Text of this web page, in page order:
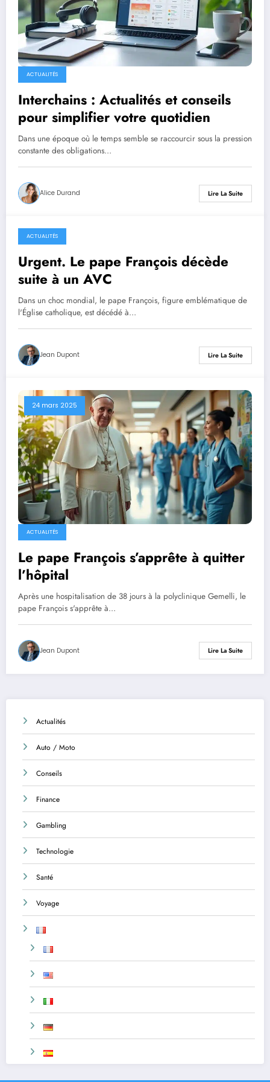
ACTUALITÉS
Interchains : Actualités et conseils
pour simplifier votre quotidien
Dans une époque où le temps semble se raccourcir sous la pression
constante des obligations…
Alice Durand Lire La Suite
22 avril 2025
ACTUALITÉS
Urgent. Le pape François décède
suite à un AVC
Dans un choc mondial, le pape François, figure emblématique de
l'Église catholique, est décédé à…
Jean Dupont Lire La Suite
24 mars 2025
ACTUALITÉS
Le pape François s’apprête à quitter
l’hôpital
Après une hospitalisation de 38 jours à la polyclinique Gemelli, le
pape François s'apprête à…
Jean Dupont Lire La Suite
Actualités
Auto / Moto
Conseils
Finance
Gambling
Technologie
Santé
Voyage